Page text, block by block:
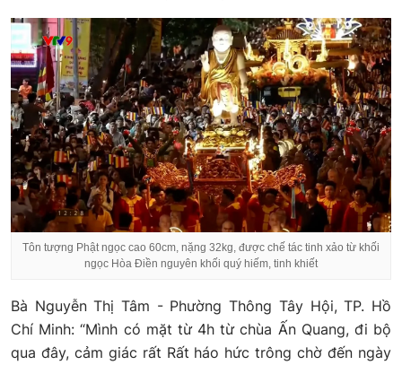
Tôn tượng Phật ngọc cao 60cm, nặng 32kg, được chế tác tinh xảo từ khối
ngọc Hòa Điền nguyên khối quý hiếm, tinh khiết
Bà Nguyễn Thị Tâm - Phường Thông Tây Hội, TP. Hồ
Chí Minh: “Mình có mặt từ 4h từ chùa Ấn Quang, đi bộ
qua đây, cảm giác rất Rất háo hức trông chờ đến ngày